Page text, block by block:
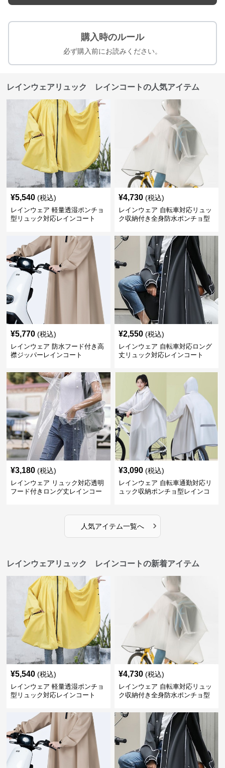
購入時のルール
必ず購入前にお読みください。
レインウェアリュック レインコートの人気アイテム
¥5,540 (税込)
レインウェア 軽量透湿ポンチョ
型リュック対応レインコート
¥4,730 (税込)
レインウェア 自転車対応リュッ
ク収納付き全身防水ポンチョ型
¥5,770 (税込)
レインウェア 防水フード付き高
襟ジッパーレインコート
¥2,550 (税込)
レインウェア 自転車対応ロング
丈リュック対応レインコート
¥3,180 (税込)
レインウェア リュック対応透明
フード付きロング丈レインコー
¥3,090 (税込)
レインウェア 自転車通勤対応リ
ュック収納ポンチョ型レインコ
人気アイテム一覧へ ›
レインウェアリュック レインコートの新着アイテム
¥5,540 (税込)
レインウェア 軽量透湿ポンチョ
型リュック対応レインコート
¥4,730 (税込)
レインウェア 自転車対応リュッ
ク収納付き全身防水ポンチョ型